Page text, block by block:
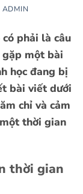
ADMIN
phải là câu
một bài
học đang bị
bài viết dưới
chỉ và cảm
thời gian
thời gian